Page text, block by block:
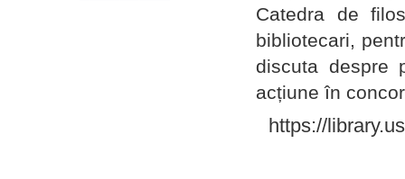
Catedra de
bibliotecari,
discuta despre
acțiune în
https://